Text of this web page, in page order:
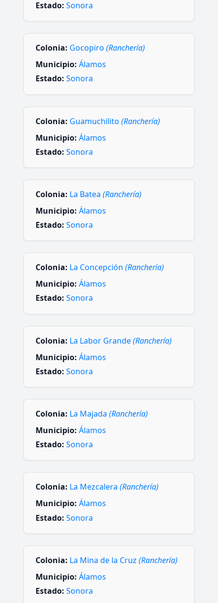
Estado: Sonora
Colonia: Gocopiro (Ranchería)
Municipio: Álamos
Estado: Sonora
Colonia: Guamuchilito (Ranchería)
Municipio: Álamos
Estado: Sonora
Colonia: La Batea (Ranchería)
Municipio: Álamos
Estado: Sonora
Colonia: La Concepción (Ranchería)
Municipio: Álamos
Estado: Sonora
Colonia: La Labor Grande(Ranchería)
Municipio: Álamos
Estado: Sonora
Colonia: La Majada (Ranchería)
Municipio: Álamos
Estado: Sonora
Colonia: La Mezcalera (Ranchería)
Municipio: Álamos
Estado: Sonora
Colonia: La Mina de la Cruz (Ranchería)
Municipio: Álamos
Estado: Sonora